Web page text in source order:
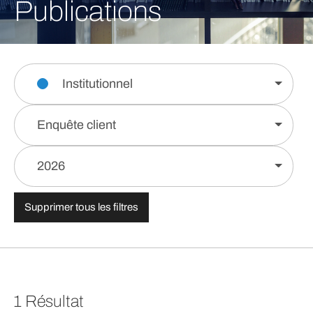
Publications
Institutionnel
Enquête client
2026
Supprimer tous les filtres
1 Résultat